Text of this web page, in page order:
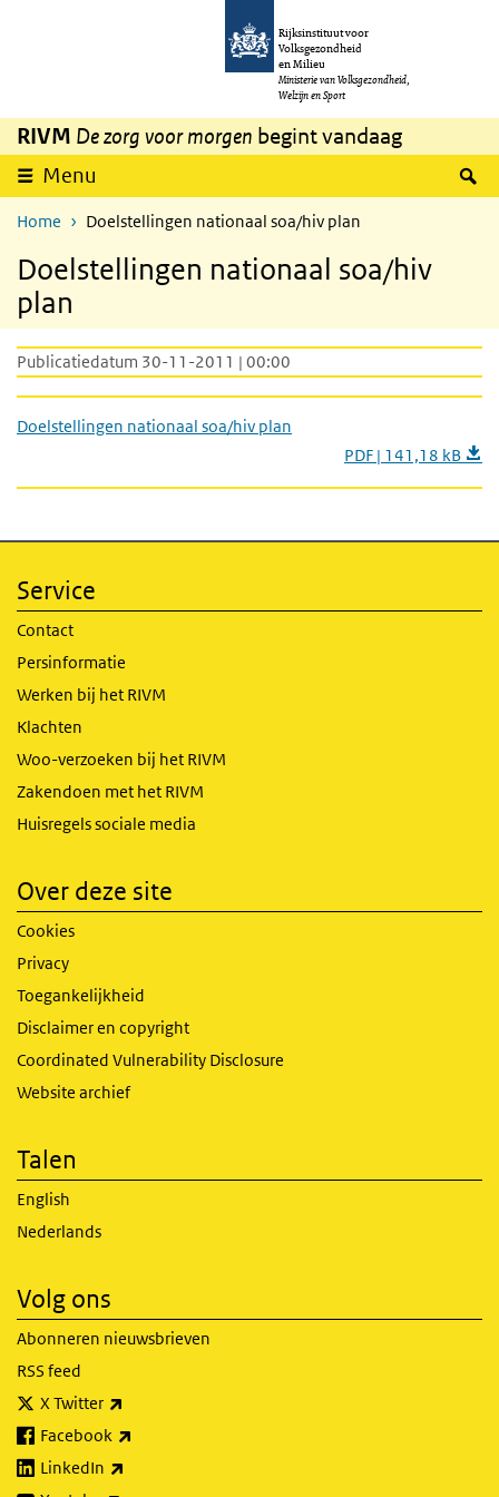
Overslaan en naar de inhoud gaan
Rijksinstituut voor
Volksgezondheid
en Milieu
Ministerie van Volksgezondheid,
Welzijn en Sport
RIVM De zorg voor morgen begint vandaag
Menu
Home Doelstellingen nationaal soa/hiv plan
Doelstellingen nationaal soa/hiv
plan
Publicatiedatum 30-11-2011 | 00:00
Doelstellingen nationaal soa/hiv plan
PDF | 141,18 kB
Service
Contact
Persinformatie
Werken bij het RIVM
Klachten
Woo-verzoeken bij het RIVM
Zakendoen met het RIVM
Huisregels sociale media
Over deze site
Cookies
Privacy
Toegankelijkheid
Disclaimer en copyright
Coordinated Vulnerability Disclosure
Website archief
Talen
English
Nederlands
Volg ons
Abonneren nieuwsbrieven
RSS feed
X Twitter
Facebook
LinkedIn